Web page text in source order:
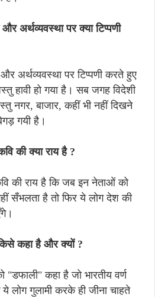
अर्थव्यवस्था पर क्या टिप्पणी
अर्थव्यवस्था पर टिप्पणी करते हुए
हावी हो गया है। सब जगह विदेशी
नगर, बाजार, कहीं भी नहीं दिखने
गयी है।
की क्या राय है ?
की राय है कि जब इन नेताओं को
सँभलता है तो फिर ये लोग देश की
कहा है और क्यों ?
"डफाली" कहा है जो भारतीय वर्ण
लोग गुलामी करके ही जीना चाहते